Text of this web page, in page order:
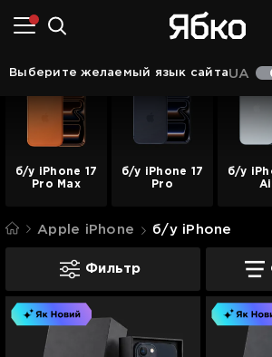
Выберите желаемый язык сайтаUA
б/у iPhone 17
Pro Max
б/у iPhone 17
Pro
б/у
Apple iPhone б/у iPhone
б/у iPhoneФильтр